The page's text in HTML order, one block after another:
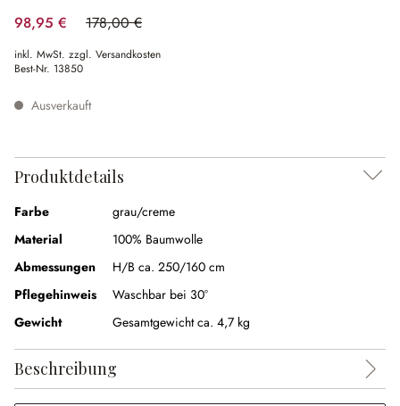
98,95 € 178,00 €
(44.41% gespart)
inkl. MwSt. zzgl. Versandkosten
Best-Nr. 13850
Ausverkauft
Produktdetails
Farbe
grau/creme
Material
100% Baumwolle
Abmessungen
H/B ca. 250/160 cm
Pflegehinweis
Waschbar bei 30°
Gewicht
Gesamtgewicht ca. 4,7 kg
Beschreibung